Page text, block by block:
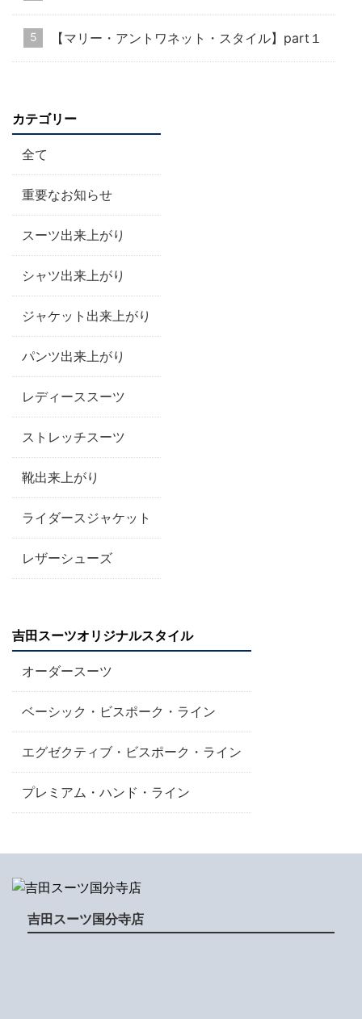
【マリー・アントワネット・スタイル】part１
カテゴリー
全て
重要なお知らせ
スーツ出来上がり
シャツ出来上がり
ジャケット出来上がり
パンツ出来上がり
レディーススーツ
ストレッチスーツ
靴出来上がり
ライダースジャケット
レザーシューズ
吉田スーツオリジナルスタイル
オーダースーツ
ベーシック・ビスポーク・ライン
エグゼクティブ・ビスポーク・ライン
プレミアム・ハンド・ライン
吉田スーツ国分寺店